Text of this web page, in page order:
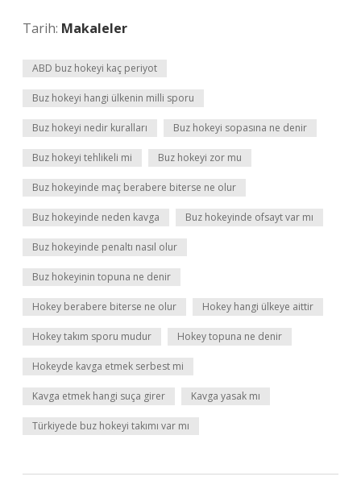
Tarih: Makaleler
ABD buz hokeyi kaç periyot
Buz hokeyi hangi ülkenin milli sporu
Buz hokeyi nedir kuralları Buz hokeyi sopasına ne denir
Buz hokeyi tehlikeli mi Buz hokeyi zor mu
Buz hokeyinde maç berabere biterse ne olur
Buz hokeyinde neden kavga Buz hokeyinde ofsayt var mı
Buz hokeyinde penaltı nasıl olur
Buz hokeyinin topuna ne denir
Hokey berabere biterse ne olur Hokey hangi ülkeye aittir
Hokey takım sporu mudur Hokey topuna ne denir
Hokeyde kavga etmek serbest mi
Kavga etmek hangi suça girer Kavga yasak mı
Türkiyede buz hokeyi takımı var mı